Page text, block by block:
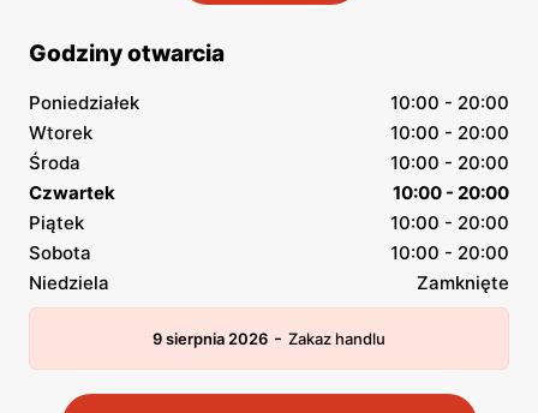
Godziny otwarcia
Poniedziałek
10:00 - 20:00
Wtorek
10:00 - 20:00
Środa
10:00 - 20:00
Czwartek
10:00 - 20:00
Piątek
10:00 - 20:00
Sobota
10:00 - 20:00
Niedziela
Zamknięte
9 sierpnia 2026 - Zakaz handlu